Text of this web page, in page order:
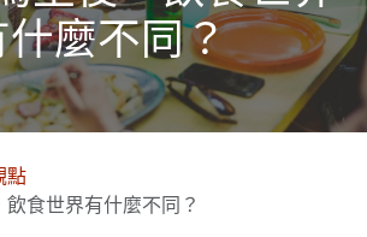
什麼不同？
點
食世界有什麼不同？